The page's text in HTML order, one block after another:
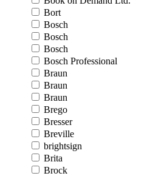
Bort
Bosch
Bosch
Bosch
Bosch Professional
Braun
Braun
Braun
Brego
Bresser
Breville
brightsign
Brita
Brock